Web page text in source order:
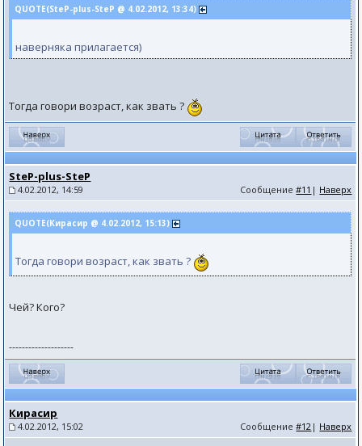
QUOTE(SteP-plus-SteP @ 4.02.2012, 13:34)
наверняка прилагается)
Тогда говори возраст, как звать ?
SteP-plus-SteP
4.02.2012, 14:59 Сообщение#11 | Наверх
QUOTE(Кирасир @ 4.02.2012, 15:13)
Тогда говори возраст, как звать ?
Чей? Кого?
--------------------
Кирасир
4.02.2012, 15:02 Сообщение#12 | Наверх